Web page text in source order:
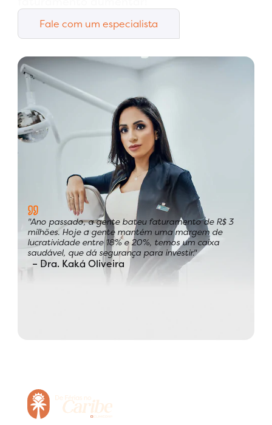
Fale com um especialista
"Ano passado, a gente bateu faturamento de R$ 3
milhões. Hoje a gente mantém uma margem de
lucratividade entre 18% e 20%, temos um caixa
saudável, que dá segurança para investir."
– Dra. Kaká Oliveira